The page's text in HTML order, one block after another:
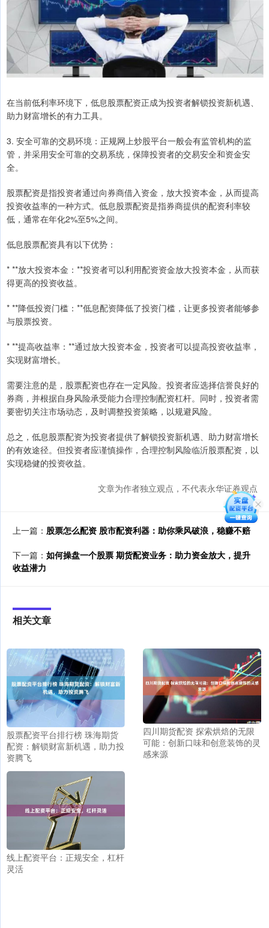
在当前低利率环境下，低息股票配资正成为投资者解锁投资新机遇、
助力财富增长的有力工具。
3. 安全可靠的交易环境：正规网上炒股平台一般会有监管机构的监
管，并采用安全可靠的交易系统，保障投资者的交易安全和资金安
全。
股票配资是指投资者通过向券商借入资金，放大投资本金，从而提高
投资收益率的一种方式。低息股票配资是指券商提供的配资利率较
低，通常在年化2%至5%之间。
低息股票配资具有以下优势：
* **放大投资本金：**投资者可以利用配资资金放大投资本金，从而获
得更高的投资收益。
* **降低投资门槛：**低息配资降低了投资门槛，让更多投资者能够参
与股票投资。
* **提高收益率：**通过放大投资本金，投资者可以提高投资收益率，
实现财富增长。
需要注意的是，股票配资也存在一定风险。投资者应选择信誉良好的
券商，并根据自身风险承受能力合理控制配资杠杆。同时，投资者需
要密切关注市场动态，及时调整投资策略，以规避风险。
总之，低息股票配资为投资者提供了解锁投资新机遇、助力财富增长
的有效途径。但投资者应谨慎操作，合理控制风险临沂股票配资，以
实现稳健的投资收益。
文章为作者独立观点，不代表永华证券观点
上一篇： 股票怎么配资 股市配资利器：助你乘风破浪，稳赚不赔
下一篇： 如何操盘一个股票 期货配资业务：助力资金放大，提升
收益潜力
相关文章
股票配资平台排行榜 珠海期货
配资：解锁财富新机遇，助力投
资腾飞
四川期货配资 探索烘焙的无限
可能：创新口味和创意装饰的灵
感来源
线上配资平台：正规安全，杠杆
灵活